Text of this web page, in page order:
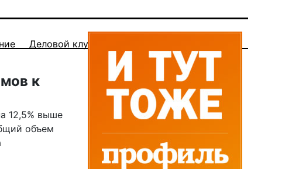
Деловой клуб
к
12,5% выше
объем